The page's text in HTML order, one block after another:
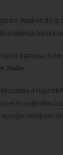
Wallera da
središnja banka
kamata, a
Waller.
s
svjetskim
tempom